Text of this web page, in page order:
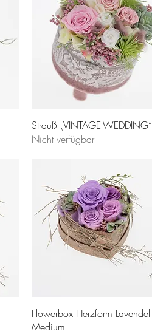
Strauß „VINTAGE-WEDDING“
Nicht verfügbar
Flowerbox Herzform Lavendel
Medium